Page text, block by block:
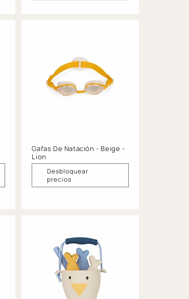
Gafas De Natación - Beige -
Lion
Desbloquear
precios